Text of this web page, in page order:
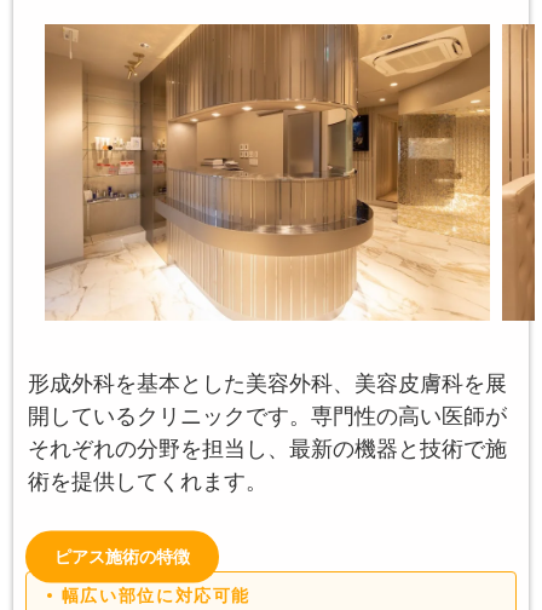
形成外科を基本とした美容外科、美容皮膚科を展
開しているクリニックです。専門性の高い医師が
それぞれの分野を担当し、最新の機器と技術で施
術を提供してくれます。
ピアス施術の特徴
幅広い部位に対応可能